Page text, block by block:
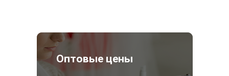
Оптовые цены